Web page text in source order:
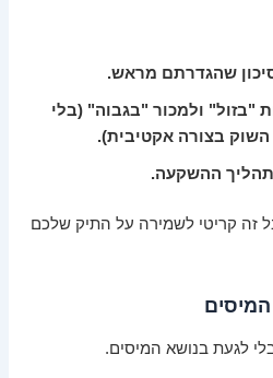
שהגדרתם מראש.
"בזול" ולמכור "בגבוה" (בלי
בצורה אקטיבית).
ההשקעה.
זה קריטי לשמירה על התיק שלכם
לגעת בנושא המיסים.